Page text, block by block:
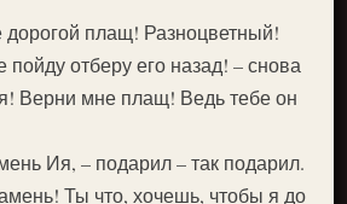
плащ! Разноцветный!
отберу его назад! – снова
Верни мне плащ! Ведь тебе он
Ия, – подарил – так подарил.
Ты что, хочешь, чтобы я до